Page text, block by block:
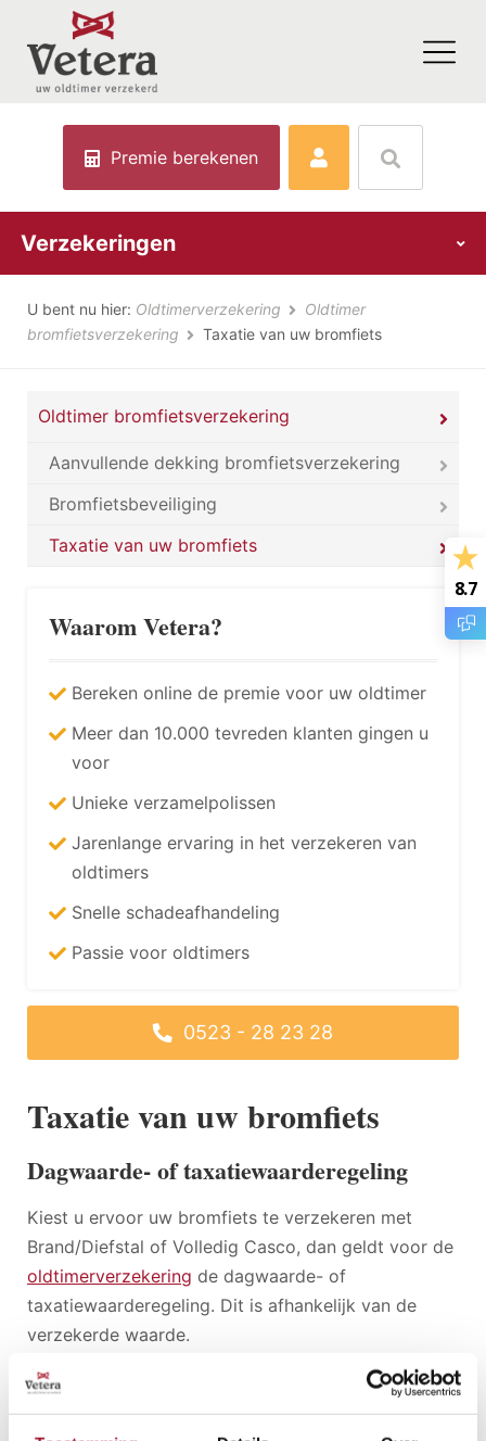
Premie berekenen
Verzekeringen
U bent nu hier: Oldtimerverzekering
Oldtimer
bromfietsverzekering
Taxatie van uw bromfiets
Oldtimer bromfietsverzekering
Aanvullende dekking bromfietsverzekering
Bromfietsbeveiliging
Taxatie van uw bromfiets
Waarom Vetera?
Bereken online de premie voor uw oldtimer
Meer dan 10.000 tevreden klanten gingen u
voor
Unieke verzamelpolissen
Jarenlange ervaring in het verzekeren van
oldtimers
Snelle schadeafhandeling
Passie voor oldtimers
0523 - 28 23 28
Taxatie van uw bromfiets
Dagwaarde- of taxatiewaarderegeling
Kiest u ervoor uw bromfiets te verzekeren met
Brand/Diefstal of Volledig Casco, dan geldt voor de
oldtimerverzekering de dagwaarde- of
taxatiewaarderegeling. Dit is afhankelijk van de
verzekerde waarde.
Verzekerde
Regeling
Mee te sturen
8.7